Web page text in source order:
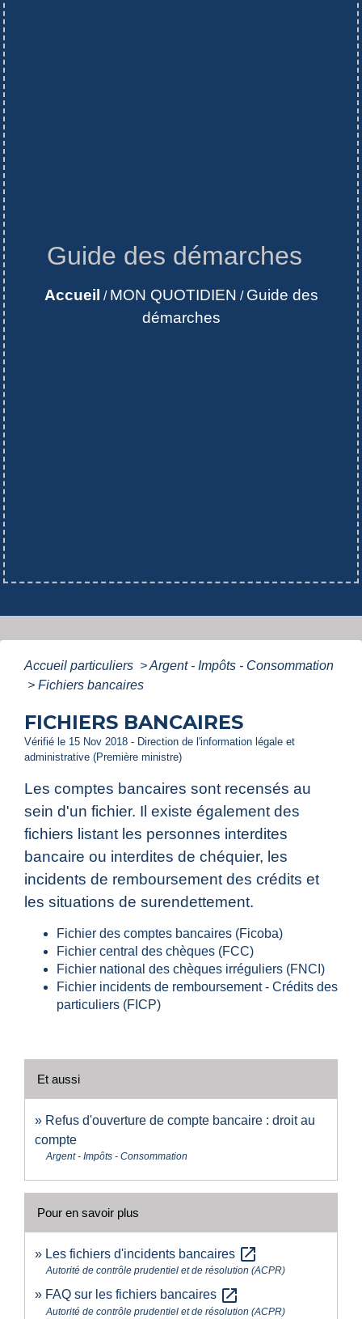
Guide des démarches
Accueil / MON QUOTIDIEN / Guide des
démarches
Accueil particuliers >Argent - Impôts - Consommation
> Fichiers bancaires
FICHIERS BANCAIRES
Vérifié le 15 Nov 2018 - Direction de l'information légale et
administrative (Première ministre)
Les comptes bancaires sont recensés au
sein d'un fichier. Il existe également des
fichiers listant les personnes interdites
bancaire ou interdites de chéquier, les
incidents de remboursement des crédits et
les situations de surendettement.
Fichier des comptes bancaires (Ficoba)
Fichier central des chèques (FCC)
Fichier national des chèques irréguliers (FNCI)
Fichier incidents de remboursement - Crédits des
particuliers (FICP)
Et aussi
Refus d'ouverture de compte bancaire : droit au
compte
Argent - Impôts - Consommation
Pour en savoir plus
Les fichiers d'incidents bancaires open_in_new
Autorité de contrôle prudentiel et de résolution (ACPR)
FAQ sur les fichiers bancaires open_in_new
Autorité de contrôle prudentiel et de résolution (ACPR)